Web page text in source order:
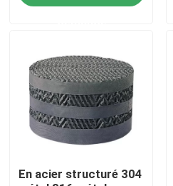
Produits
Vidéos
À propos de nous
En acier structuré 304